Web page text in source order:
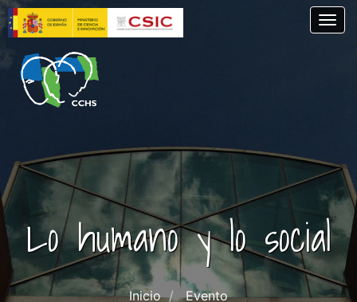
Pasar
al
contenido
principal
Lo humano y lo social
Inicio
Evento